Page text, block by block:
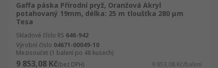
Gaffa páska Přírodní pryž, Oranžová Akryl
potahovaný 19mm, délka: 25 m tloušťka 280 μm
Tesa
Skladové číslo RS 646-942
Výrobní číslo 04671-00049-10
Mezisoučet (1 balení po 48 kusech)
9 853,08 Kč(bez DPH) 9 853,08 Kč/balení